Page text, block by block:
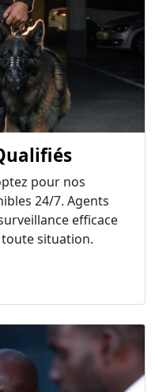
pour nos
24/7. Agents
efficace
situation.